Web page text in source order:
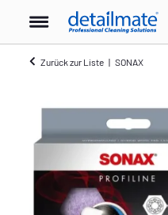
Zurück zur Liste SONAX